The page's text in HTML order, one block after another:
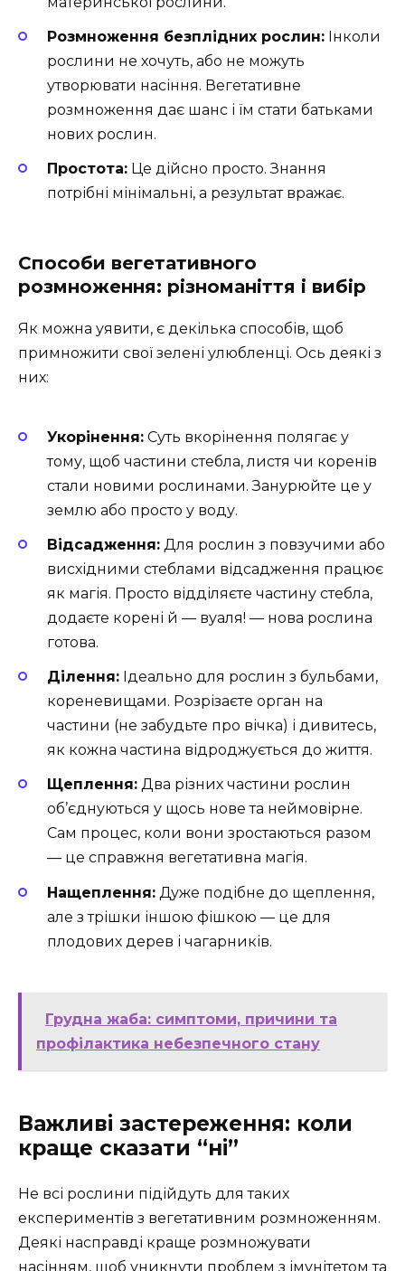
Розмноження безплідних рослин: Інколи
рослини не хочуть, або не можуть
утворювати насіння. Вегетативне
розмноження дає шанс і їм стати батьками
нових рослин.
Простота: Це дійсно просто. Знання
потрібні мінімальні, а результат вражає.
Способи вегетативного
розмноження: різноманіття і вибір
Як можна уявити, є декілька способів, щоб
примножити свої зелені улюбленці. Ось деякі з
них:
Укорінення: Суть вкорінення полягає у
тому, щоб частини стебла, листя чи коренів
стали новими рослинами. Занурюйте це у
землю або просто у воду.
Відсадження: Для рослин з повзучими або
висхідними стеблами відсадження працює
як магія. Просто відділяєте частину стебла,
додаєте корені й — вуаля! — нова рослина
готова.
Ділення: Ідеально для рослин з бульбами,
кореневищами. Розрізаєте орган на
частини (не забудьте про вічка) і дивитесь,
як кожна частина відроджується до життя.
Щеплення: Два різних частини рослин
об’єднуються у щось нове та неймовірне.
Сам процес, коли вони зростаються разом
— це справжня вегетативна магія.
Нащеплення: Дуже подібне до щеплення,
але з трішки іншою фішкою — це для
плодових дерев і чагарників.
Грудна жаба: симптоми, причини та
профілактика небезпечного стану
Важливі застереження: коли
краще сказати “ні”
Не всі рослини підійдуть для таких
експериментів з вегетативним розмноженням.
Деякі насправді краще розмножувати
насінням, щоб уникнути проблем з імунітетом та